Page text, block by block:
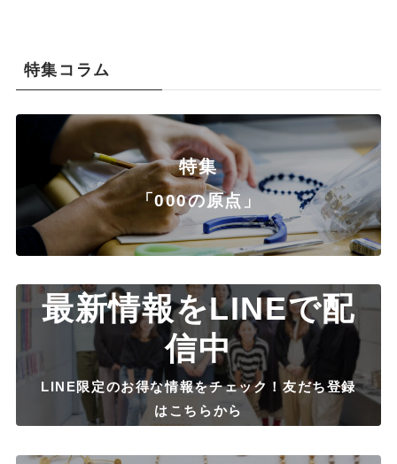
特集コラム
特集
「000の原点」
最新情報をLINEで配
信中
LINE限定のお得な情報をチェック！友だち登録
はこちらから